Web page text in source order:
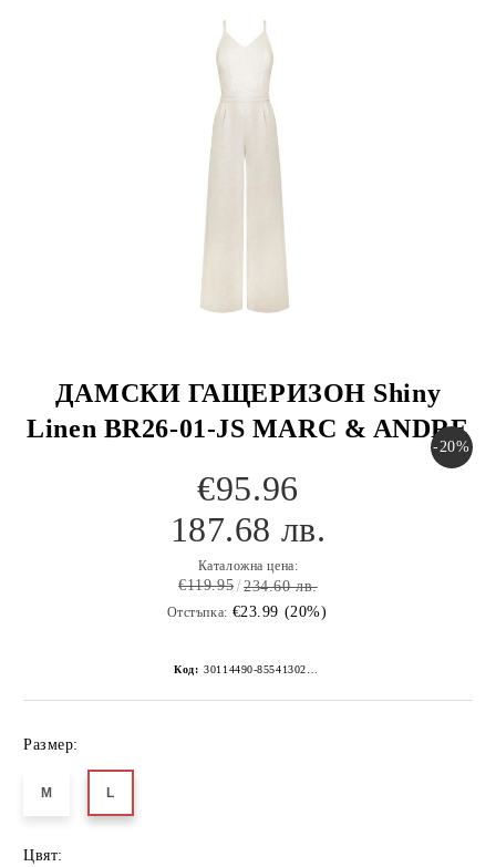
ДАМСКИ ГАЩЕРИЗОН Shiny
Linen BR26-01-JS MARC & ANDRE
-20%
€95.96
187.68 лв.
Каталожна цена:
€119.95 234.60 лв.
Отстъпка: €23.99 (20%)
Код: 30114490-8554130267152269241
Размер:
M L
Цвят: